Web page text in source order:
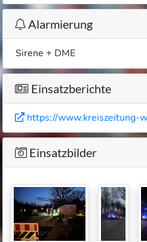
Alarmierung
Sirene + DME
Einsatzberichte
https://www.kreiszeitung-
Einsatzbilder